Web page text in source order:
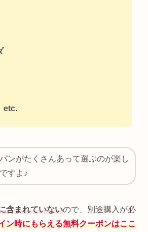
ンがたくさんあって選ぶのが楽し
すよ♪
含まれていないので、別途購入が必
ン時にもらえる無料クーポンはここ